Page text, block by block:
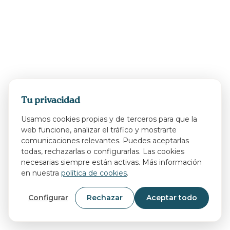
Tu privacidad
Usamos cookies propias y de terceros para que la
web funcione, analizar el tráfico y mostrarte
comunicaciones relevantes. Puedes aceptarlas
todas, rechazarlas o configurarlas. Las cookies
necesarias siempre están activas. Más información
en nuestra política de cookies.
Configurar Rechazar Aceptar todo